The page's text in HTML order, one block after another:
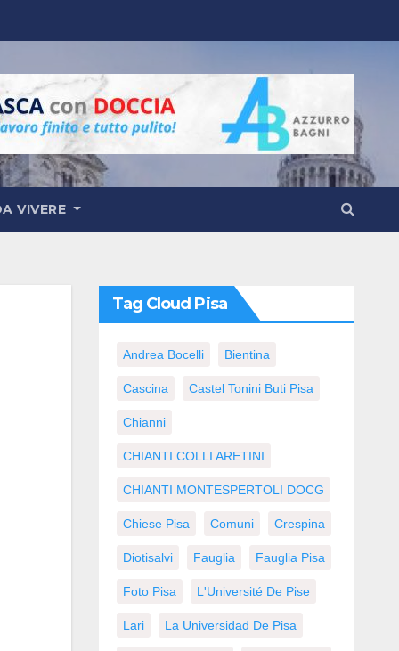
VIVERE
Tag Cloud Pisa
Andrea Bocelli Bientina
Cascina Castel Tonini Buti Pisa
Chianni
CHIANTI COLLI ARETINI
CHIANTI MONTESPERTOLI DOCG
Chiese Pisa Comuni Crespina
Diotisalvi Fauglia Fauglia Pisa
Foto Pisa L'Université De Pise
Lari La Universidad De Pisa